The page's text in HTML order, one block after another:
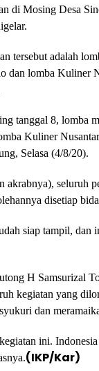
di Mosing Desa
tersebut adalah
dan lomba Kuliner
tanggal 8, lomba
Kuliner
Selasa (4/8/20).
akrabnya), seluruh
disetiap
siap tampil,
H Samsurizal
kegiatan yang
dan
ini.
(IKP/Kar)